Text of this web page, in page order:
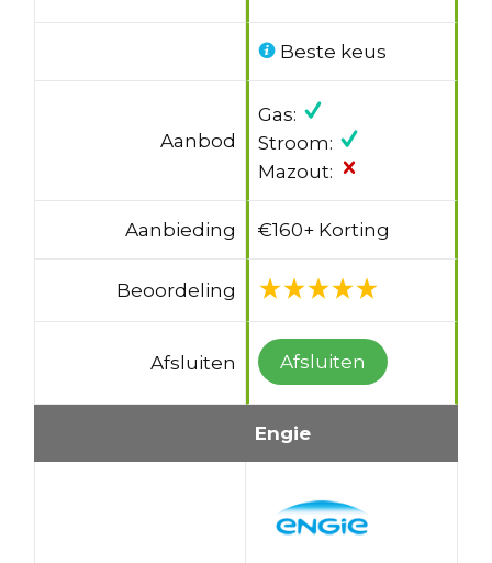
Beste keus
Aanbod
Gas:
Stroom:
Mazout:
Aanbieding €160+ Korting
Beoordeling
Afsluiten Afsluiten
Engie